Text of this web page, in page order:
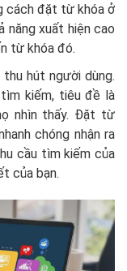
cách đặt từ khóa ở
năng xuất hiện cao
từ khóa đó.
hút người dùng.
kiếm, tiêu đề là
nhìn thấy. Đặt từ
chóng nhận ra
cầu tìm kiếm của
của bạn.